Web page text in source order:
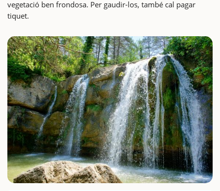
vegetació ben frondosa. Per gaudir-los, també cal pagar
tiquet.